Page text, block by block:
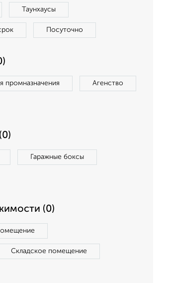
Таунхаусы
Посуточно
промназначения Агенство
Гаражные боксы
(0)
Складское помещение